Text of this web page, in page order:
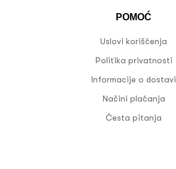
POMOĆ
Uslovi korišćenja
Politika privatnosti
Informacije o dostavi
Načini plaćanja
Česta pitanja